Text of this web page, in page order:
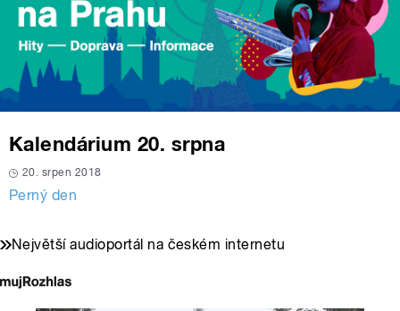
Kalendárium 20. srpna
20. srpen 2018
Perný den
Největší audioportál na českém internetu